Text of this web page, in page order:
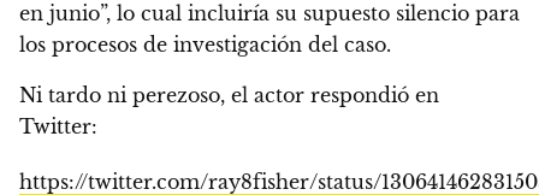
en junio”, lo cual incluiría su supuesto silencio para
los procesos de investigación del caso.
Ni tardo ni perezoso, el actor respondió en
Twitter:
https://twitter.com/ray8fisher/status/